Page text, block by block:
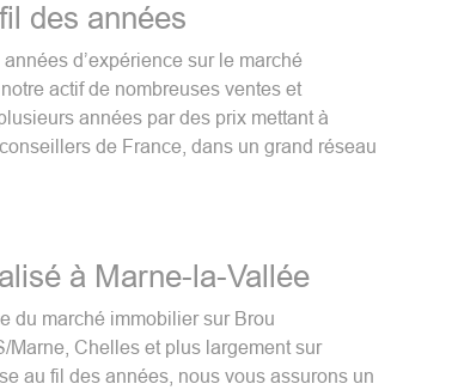
des années
d’expérience sur le marché
actif de nombreuses ventes et
années par des prix mettant à
de France, dans un grand réseau
à Marne-la-Vallée
du marché immobilier sur Brou
Marne, Chelles et plus largement sur
au fil des années, nous vous assurons un